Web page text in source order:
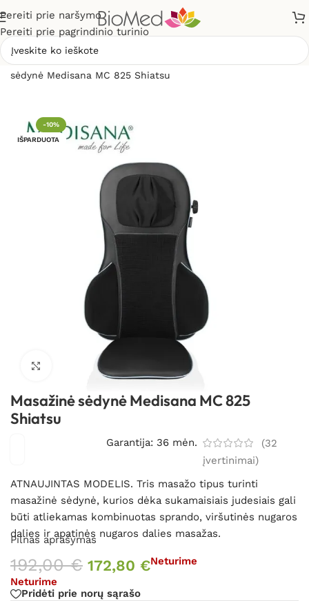
Pereiti prie naršymo
Pereiti prie pagrindinio turinio
sėdynė Medisana MC 825 Shiatsu
-10%
IŠPARDUOTA
Spustelėkite, kad padidintumėte
Masažinė sėdynė Medisana MC 825
Shiatsu
Garantija: 36 mėn. (32
įvertinimai)
ATNAUJINTAS MODELIS. Tris masažo tipus turinti
masažinė sėdynė, kurios dėka sukamaisiais judesiais gali
būti atliekamas kombinuotas sprando, viršutinės nugaros
dalies ir apatinės nugaros dalies masažas.
Pilnas aprašymas
192,00€ 172,80 €Neturime
Neturime
Pridėti prie norų sąrašo